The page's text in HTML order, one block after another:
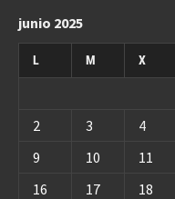
junio 2025
L M X
2
3 4
9
10 11
16
17 18